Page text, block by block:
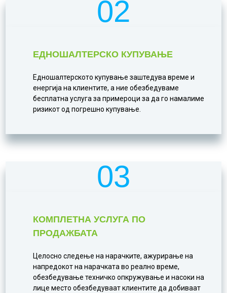
02
ЕДНОШАЛТЕРСКО КУПУВАЊЕ
Едношалтерското купување заштедува време и
енергија на клиентите, а ние обезбедуваме
бесплатна услуга за примероци за да го намалиме
ризикот од погрешно купување.
03
КОМПЛЕТНА УСЛУГА ПО
ПРОДАЖБАТА
Целосно следење на нарачките, ажурирање на
напредокот на нарачката во реално време,
обезбедување техничко опкружување и насоки на
лице место обезбедуваат клиентите да добиваат